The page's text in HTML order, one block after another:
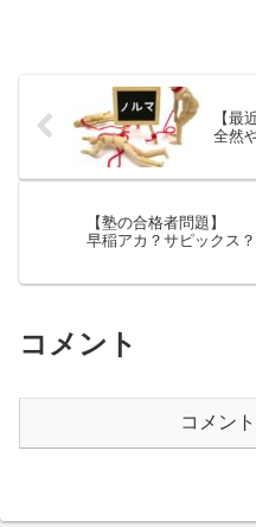
【最
全然
【塾の合格者問題】
早稲アカ？サピックス
コメント
コメン